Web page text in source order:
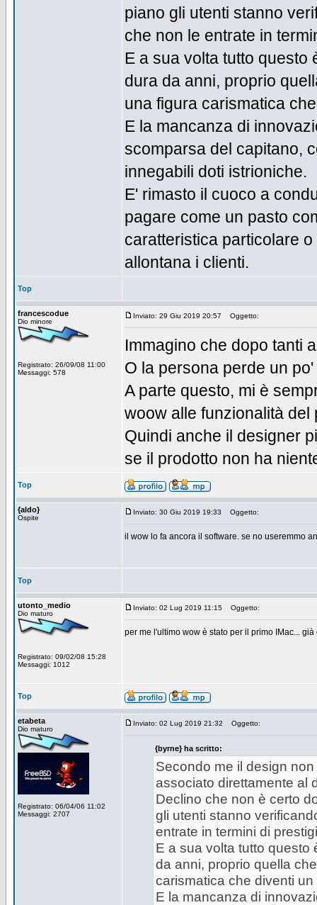
piano gli utenti stanno
che non le entrate in
E a sua volta tutto questo
dura da anni, proprio
una figura carismatica
E la mancanza di
scomparsa del capitano,
innegabili doti istrioniche.
E' rimasto il cuoco a
pagare come un pasto
caratteristica particolare
allontana i clienti.
Top
francescodue
Dio minore
Registrato: 26/09/08 11:00
Messaggi: 578
Inviato: 29 Giu 2019 20:57 Oggetto:
Immagino che dopo tanti
O la persona perde un
A parte questo, mi è
woow alle funzionalità del
Quindi anche il designer
se il prodotto non ha
Top
{aldo}
Ospite
Inviato: 30 Giu 2019 19:33 Oggetto:
il wow lo fa ancora il software. se no useremmo
Top
utonto_medio
Dio maturo
Registrato: 09/02/08 15:28
Messaggi: 1012
Inviato: 02 Lug 2019 11:15 Oggetto:
per me l'ultimo wow è stato per il primo IMac...
Top
etabeta
Dio maturo
Registrato: 06/04/06 11:02
Messaggi: 2707
Inviato: 02 Lug 2019 21:32 Oggetto:
{byrne} ha scritto:
Secondo me il design
associato direttamente al
Declino che non è certo
gli utenti stanno
entrate in termini di
E a sua volta tutto questo
da anni, proprio quella
carismatica che diventi
E la mancanza di